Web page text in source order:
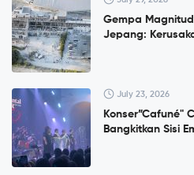
Gempa
Jepang:
July 23, 2026
Konser”Cafuné"
Bangkitkan Sisi